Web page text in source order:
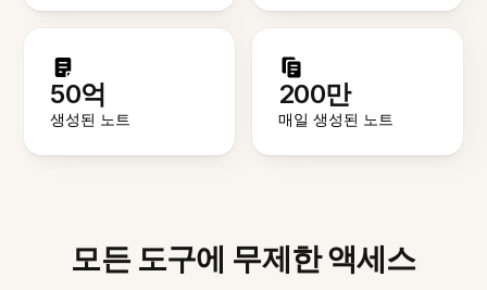
50억
생성된 노트
200만
매일 생성된 노트
모든 도구에 무제한 액세스